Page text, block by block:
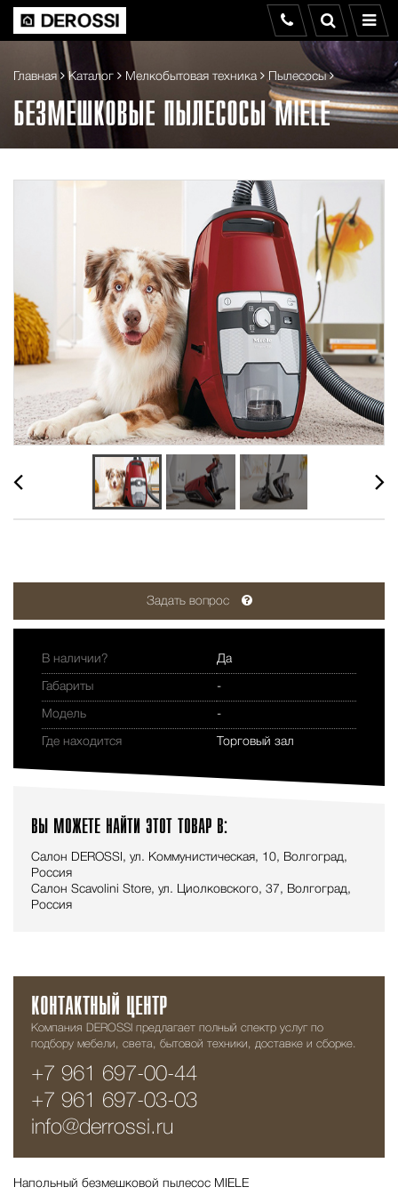
Главная Каталог Мелкобытовая техника Пылесосы
БЕЗМЕШКОВЫЕ ПЫЛЕСОСЫ MIELE
Задать вопрос
В наличии? Да
Габариты -
Модель -
Где находится Торговый зал
ВЫ МОЖЕТЕ НАЙТИ ЭТОТ ТОВАР В:
Салон DEROSSI, ул. Коммунистическая, 10, Волгоград,
Россия
Салон Scavolini Store, ул. Циолковского, 37, Волгоград,
Россия
КОНТАКТНЫЙ ЦЕНТР
Компания DEROSSI предлагает полный спектр услуг по
подбору мебели, света, бытовой техники, доставке и сборке.
+7 961 697-00-44
+7 961 697-03-03
info@derrossi.ru
Напольный безмешковой пылесос MIELE